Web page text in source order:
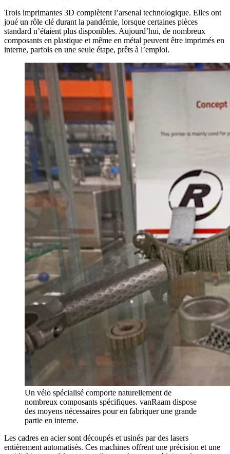
Trois imprimantes 3D complètent l’arsenal technologique. Elles ont
joué un rôle clé durant la pandémie, lorsque certaines pièces
standard n’étaient plus disponibles. Aujourd’hui, de nombreux
composants en plastique et même en métal peuvent être imprimés en
interne, parfois en une seule étape, prêts à l’emploi.
Un vélo spécialisé comporte naturellement de
nombreux composants spécifiques. vanRaam dispose
des moyens nécessaires pour en fabriquer une grande
partie en interne.
Les cadres en acier sont découpés et usinés par des lasers
entièrement automatisés. Ces machines offrent une précision et une